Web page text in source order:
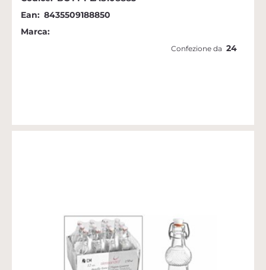
Ean: 8435509188850
Marca:
Confezione da 24